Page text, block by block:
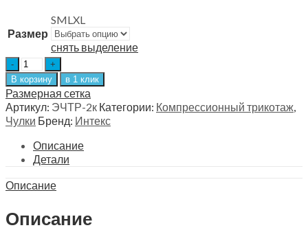
Размер
SMLXL
снять выделение
Чулки
Элеганс
с
точечным
силиконом
2
класс,
Интекс
бежевые
В корзину в 1 клик
Размерная сетка
Артикул: ЭЧТР-2к Категории: Компрессионный трикотаж,
Чулки Бренд: Интекс
Описание
Детали
Описание
Описание